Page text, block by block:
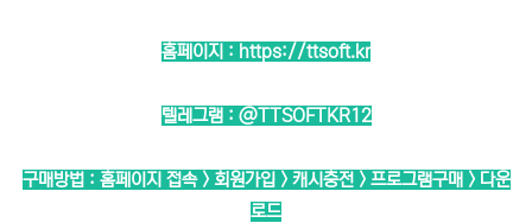
홈페이지 : https://ttsoft.kr
텔레그램 : @TTSOFTKR12
구매방법 : 홈페이지 접속 > 회원가입 > 캐시충전 > 프로그램구매 > 다운
로드